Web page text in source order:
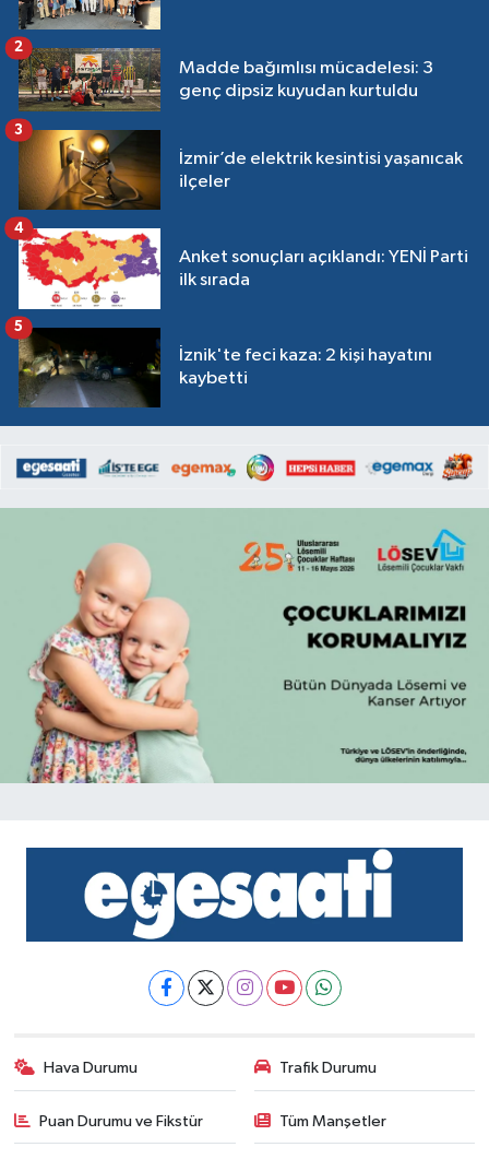
Madde bağımlısı mücadelesi: 3
genç dipsiz kuyudan kurtuldu
2
İzmir’de elektrik kesintisi yaşanıcak
ilçeler
3
Anket sonuçları açıklandı: YENİ Parti
ilk sırada
4
İznik'te feci kaza: 2 kişi hayatını
kaybetti
5
Hava Durumu Trafik Durumu
Puan Durumu ve Fikstür Tüm Manşetler